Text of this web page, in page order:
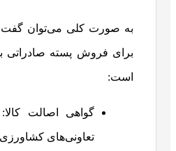
به صورت کلی می‌توان گفت
برای فروش پسته
است:
گواهی اصالت
تعاونی‌های کشاورزی